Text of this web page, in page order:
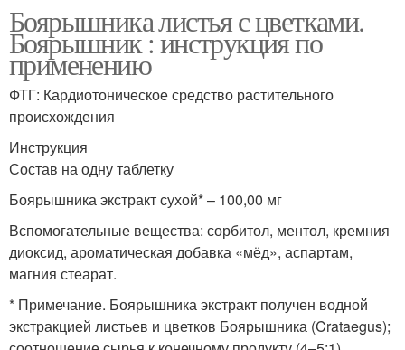
Боярышника листья с цветками.
Боярышник : инструкция по
применению
ФТГ: Кардиотоническое средство растительного
происхождения
Инструкция
Состав на одну таблетку
Боярышника экстракт сухой* – 100,00 мг
Вспомогательные вещества: сорбитол, ментол, кремния
диоксид, ароматическая добавка «мёд», аспартам,
магния стеарат.
* Примечание. Боярышника экстракт получен водной
экстракцией листьев и цветков Боярышника (Crataegus);